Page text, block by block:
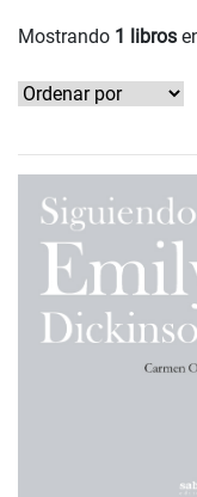
Mostrando 1 libros